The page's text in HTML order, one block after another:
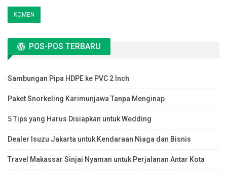
POS-POS TERBARU
Sambungan Pipa HDPE ke PVC 2 Inch
Paket Snorkeling Karimunjawa Tanpa Menginap
5 Tips yang Harus Disiapkan untuk Wedding
Dealer Isuzu Jakarta untuk Kendaraan Niaga dan Bisnis
Travel Makassar Sinjai Nyaman untuk Perjalanan Antar Kota